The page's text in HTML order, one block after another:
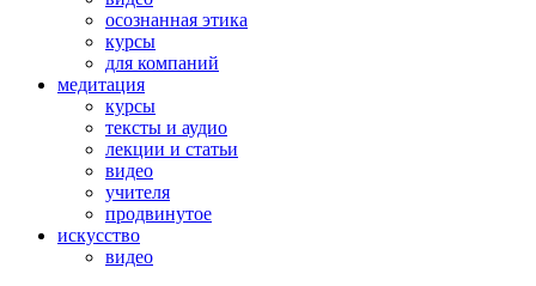
осознанная этика
курсы
для компаний
медитация
курсы
тексты и аудио
лекции и статьи
видео
учителя
продвинутое
искусство
видео